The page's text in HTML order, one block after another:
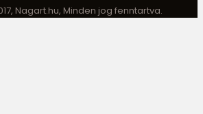
Nagart.hu, Minden jog fenntartva.